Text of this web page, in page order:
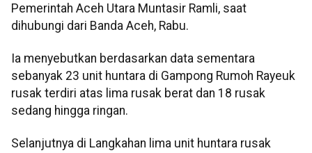
Pemerintah Aceh Utara Muntasir Ramli, saat
dihubungi dari Banda Aceh, Rabu.
Ia menyebutkan berdasarkan data sementara
sebanyak 23 unit huntara di Gampong Rumoh Rayeuk
rusak terdiri atas lima rusak berat dan 18 rusak
sedang hingga ringan.
Selanjutnya di Langkahan lima unit huntara rusak